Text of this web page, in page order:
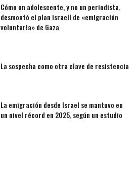
Cómo un adolescente, y no un periodista,
desmontó el plan israelí de «emigración
voluntaria» de Gaza
La sospecha como otra clave de resistencia
La emigración desde Israel se mantuvo en
un nivel récord en 2025, según un estudio